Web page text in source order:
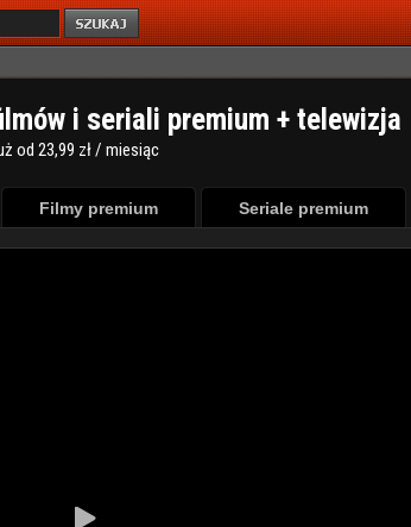
i seriali premium + telewizja
od 23,99 zł / miesiąc
Filmy premium Seriale premium